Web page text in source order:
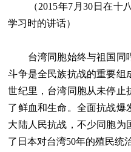
（2015年7月30日在十
学习时的讲话）
台湾同胞始终与祖国同
斗争是全民族抗战的重要组
世纪里，台湾同胞从未停止
了鲜血和生命。全面抗战爆
大陆人民抗战，不少同胞为
了日本对台湾50年的殖民统